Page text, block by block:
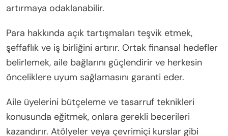
artırmaya odaklanabilir.
Para hakkında açık tartışmaları teşvik etmek,
şeffaflık ve iş birliğini artırır. Ortak finansal hedefler
belirlemek, aile bağlarını güçlendirir ve herkesin
önceliklere uyum sağlamasını garanti eder.
Aile üyelerini bütçeleme ve tasarruf teknikleri
konusunda eğitmek, onlara gerekli becerileri
kazandırır. Atölyeler veya çevrimiçi kurslar gibi